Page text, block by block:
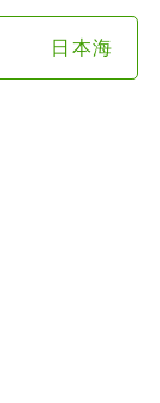
日本海